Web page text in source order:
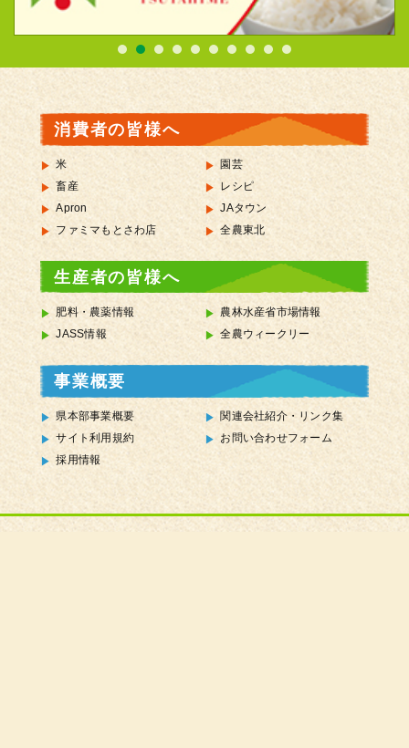
消費者の皆様へ
米
園芸
畜産
レシピ
Apron
JAタウン
ファミマもとさわ店
全農東北
生産者の皆様へ
肥料・農薬情報
農林水産省市場情報
JASS情報
全農ウィークリー
事業概要
県本部事業概要
関連会社紹介・リンク集
サイト利用規約
お問い合わせフォーム
採用情報